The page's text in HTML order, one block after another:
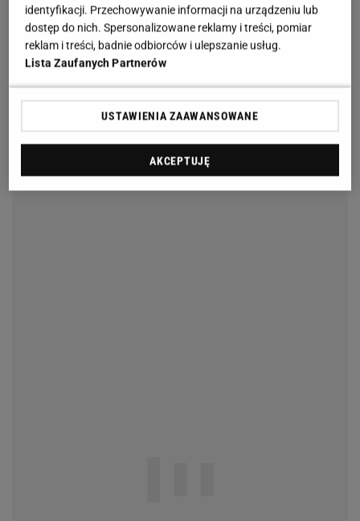
identyfikacji. Przechowywanie informacji na urządzeniu lub
dostęp do nich. Spersonalizowane reklamy i treści, pomiar
reklam i treści, badnie odbiorców i ulepszanie usług.
Lista Zaufanych Partnerów
USTAWIENIA ZAAWANSOWANE
AKCEPTUJĘ